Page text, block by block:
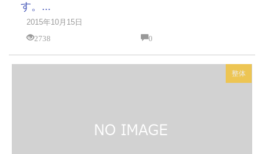
す。...
2015年10月15日
2738
0
整体